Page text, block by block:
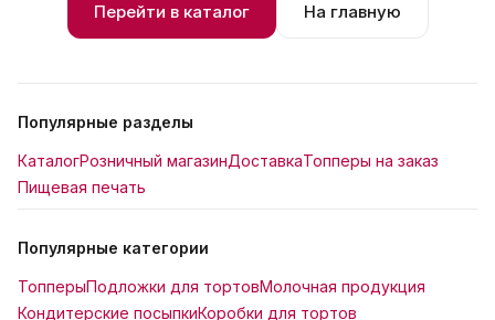
Перейти в каталог На главную
Популярные разделы
КаталогРозничный магазинДоставкаТопперы на заказ
Пищевая печать
Популярные категории
ТопперыПодложки для тортовМолочная продукция
Кондитерские посыпкиКоробки для тортов